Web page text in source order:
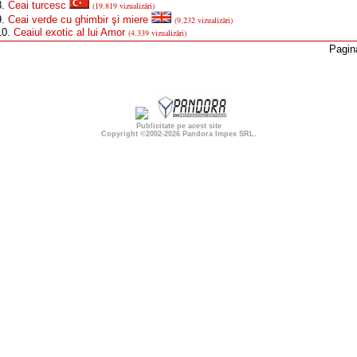
Ceai turcesc (19.819 vizualizări)
Ceai verde cu ghimbir şi miere (9.232 vizualizări)
Ceaiul exotic al lui Amor (4.339 vizualizări)
Publicitate pe acest site
Copyright ©2002-2026 Pandora Impex SRL.